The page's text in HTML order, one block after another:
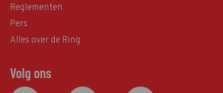
Reglementen
Pers
Alles over de Ring
Volg ons